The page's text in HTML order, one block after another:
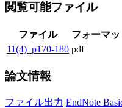
閲覧可能ファイル
ファイル フォーマッ
11(4)_p170-180 pdf
論文情報
ファイル出力 EndNote